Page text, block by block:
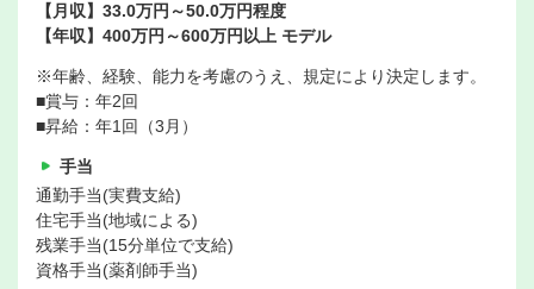
【月収】33.0万円～50.0万円程度
【年収】400万円～600万円以上 モデル
※年齢、経験、能力を考慮のうえ、規定により決定します。
■賞与：年2回
■昇給：年1回（3月）
手当
通勤手当(実費支給)
住宅手当(地域による)
残業手当(15分単位で支給)
資格手当(薬剤師手当)